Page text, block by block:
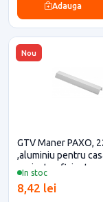
Adauga
Nou
In stoc
GTV Maner PAXO,
,aluminiu pentru
proiecte eficiente
8,42 lei